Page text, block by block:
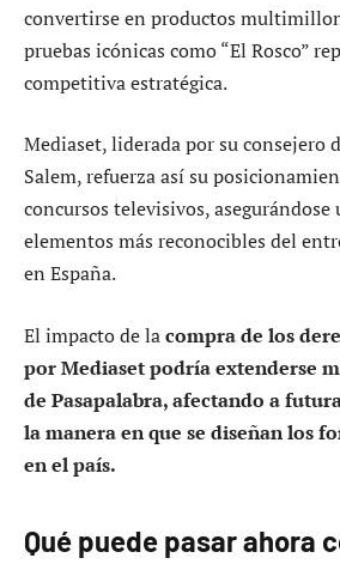
convertirse en productos
pruebas icónicas como “El Rosco”
competitiva estratégica.
Mediaset, liderada por su consejero
Salem, refuerza así su
concursos televisivos, asegurándose
elementos más reconocibles del
en España.
El impacto de lacompra de los
por Mediaset podría extenderse
de Pasapalabra, afectando a
la manera en que se diseñan los
en el país.
Qué puede pasar ahora